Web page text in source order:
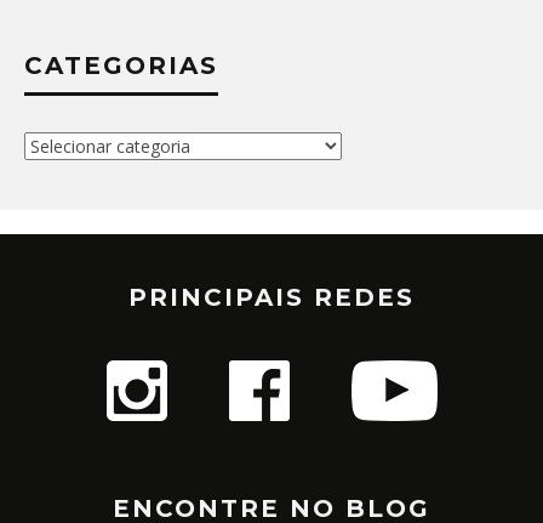
CATEGORIAS
Categorias
PRINCIPAIS REDES
ENCONTRE NO BLOG